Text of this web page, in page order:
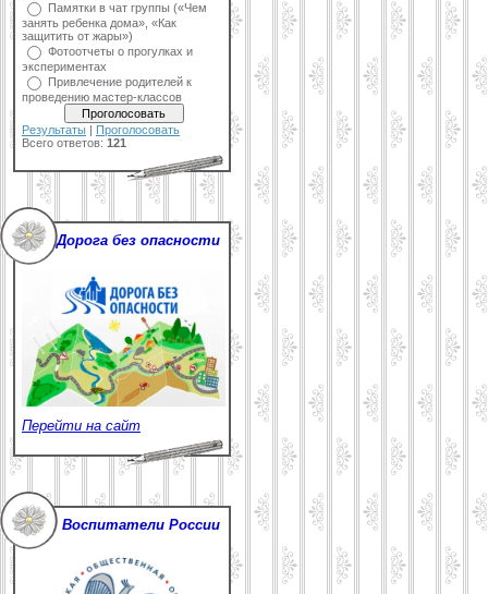
Памятки в чат группы («Чем
занять ребенка дома», «Как
защитить от жары»)
Фотоотчеты о прогулках и
экспериментах
Привлечение родителей к
проведению мастер-классов
Результаты | Проголосовать
Всего ответов: 121
Дорога без опасности
Перейти на сайт
Воспитатели России